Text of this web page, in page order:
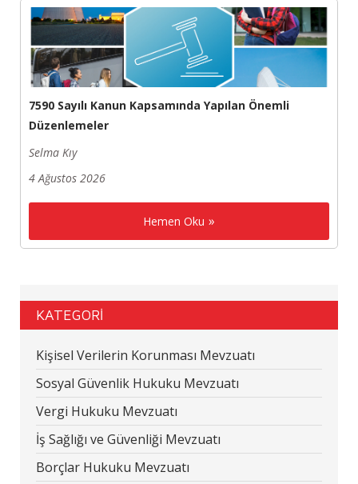
7590 Sayılı Kanun Kapsamında Yapılan Önemli
Düzenlemeler
Selma Kıy
4 Ağustos 2026
Hemen Oku
KATEGORİ
Kişisel Verilerin Korunması Mevzuatı
Sosyal Güvenlik Hukuku Mevzuatı
Vergi Hukuku Mevzuatı
İş Sağlığı ve Güvenliği Mevzuatı
Borçlar Hukuku Mevzuatı